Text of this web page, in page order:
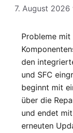
7. August 2026
Probleme
den
und SFC
beginnt mit
über die
und endet
erneuten